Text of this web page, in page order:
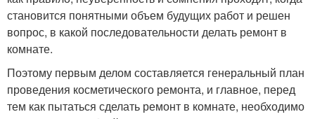
становится понятными объем будущих работ и решен
вопрос, в какой последовательности делать ремонт в
комнате.
Поэтому первым делом составляется генеральный план
проведения косметического ремонта, и главное, перед
тем как пытаться сделать ремонт в комнате, необходимо